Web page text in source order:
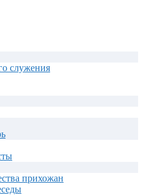
служения
прихожан